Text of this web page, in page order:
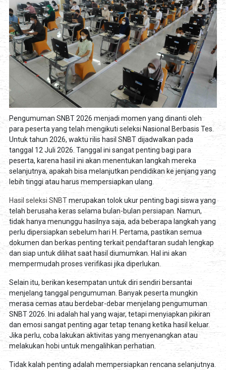
Pengumuman SNBT 2026 menjadi momen yang dinanti oleh
para peserta yang telah mengikuti seleksi Nasional Berbasis Tes.
Untuk tahun 2026, waktu rilis hasil SNBT dijadwalkan pada
tanggal 12 Juli 2026. Tanggal ini sangat penting bagi para
peserta, karena hasil ini akan menentukan langkah mereka
selanjutnya, apakah bisa melanjutkan pendidikan ke jenjang yang
lebih tinggi atau harus mempersiapkan ulang.
Hasil seleksi SNBTmerupakan tolok ukur penting bagi siswa yang
telah berusaha keras selama bulan-bulan persiapan. Namun,
tidak hanya menunggu hasilnya saja, ada beberapa langkah yang
perlu dipersiapkan sebelum hari H. Pertama, pastikan semua
dokumen dan berkas penting terkait pendaftaran sudah lengkap
dan siap untuk dilihat saat hasil diumumkan. Hal ini akan
mempermudah proses verifikasi jika diperlukan.
Selain itu, berikan kesempatan untuk diri sendiri bersantai
menjelang tanggal pengumuman. Banyak peserta mungkin
merasa cemas atau berdebar-debar menjelang pengumuman
SNBT 2026. Ini adalah hal yang wajar, tetapi menyiapkan pikiran
dan emosi sangat penting agar tetap tenang ketika hasil keluar.
Jika perlu, coba lakukan aktivitas yang menyenangkan atau
melakukan hobi untuk mengalihkan perhatian.
Tidak kalah penting adalah mempersiapkan rencana selanjutnya.